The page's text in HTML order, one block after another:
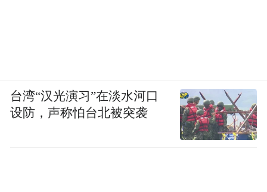
台湾“汉光演习”在淡水河口
设防，声称怕台北被突袭